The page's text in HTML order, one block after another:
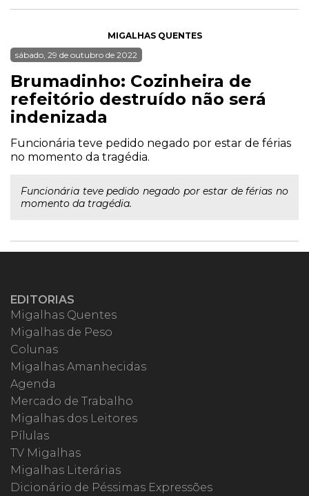
MIGALHAS QUENTES
sábado, 29 de outubro de 2022
Brumadinho: Cozinheira de
refeitório destruído não será
indenizada
Funcionária teve pedido negado por estar de férias
no momento da tragédia.
Funcionária teve pedido negado por estar de férias no
momento da tragédia.
EDITORIAS
Migalhas Quentes
Migalhas de Peso
Colunas
Migalhas Amanhecidas
Agenda
Mercado de Trabalho
Migalhas dos Leitores
Pílulas
TV Migalhas
Migalhas Literárias
Dicionário de Péssimas Expressões